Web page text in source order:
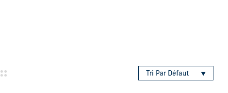
Tri Par Défaut